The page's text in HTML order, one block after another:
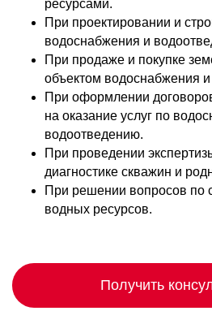
ресурсами.
При проектировании и
водоснабжения и
При продаже и покупке
объектом водоснабжения
При оформлении
на оказание услуг по
водоотведению.
При проведении
диагностике скважин и
При решении вопросов по
водных ресурсов.
Получить